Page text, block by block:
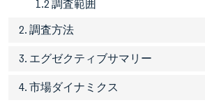
1.2 調査範囲
2. 調査方法
3. エグゼクティブサマリー
4. 市場ダイナミクス